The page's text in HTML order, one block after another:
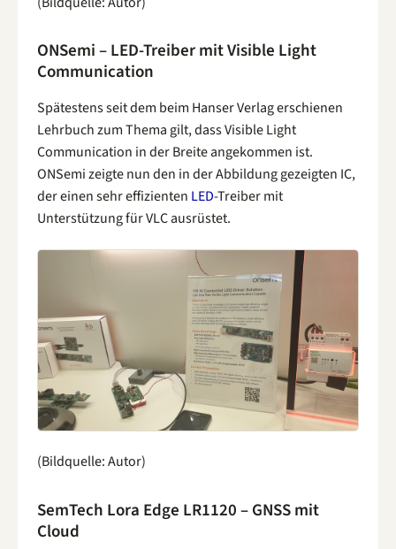
ONSemi – LED-Treiber mit Visible Light
Communication
Spätestens seit dem beim Hanser Verlag erschienen
Lehrbuch zum Thema gilt, dass Visible Light
Communication in der Breite angekommen ist.
ONSemi zeigte nun den in der Abbildung gezeigten IC,
der einen sehr effizienten LED-Treiber mit
Unterstützung für VLC ausrüstet.
(Bildquelle: Autor)
SemTech Lora Edge LR1120 – GNSS mit
Cloud